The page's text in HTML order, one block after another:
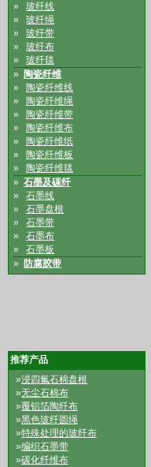
»
玻纤线
»
玻纤绳
»
玻纤带
»
玻纤布
»
玻纤毯
»
陶瓷纤维
»
陶瓷纤维线
»
陶瓷纤维绳
»
陶瓷纤维带
»
陶瓷纤维布
»
陶瓷纤维纸
»
陶瓷纤维板
»
陶瓷纤维毯
» 石墨及碳纤
»
石墨线
»
石墨盘根
»
石墨带
»
石墨布
»
石墨板
»
防腐胶带
推荐产品
»浸四氟石棉盘根
»无尘石棉布
»覆铝箔陶纤布
»黑色玻纤圆绳
»特殊处理的玻纤布
»编织石墨带
»碳化纤维布